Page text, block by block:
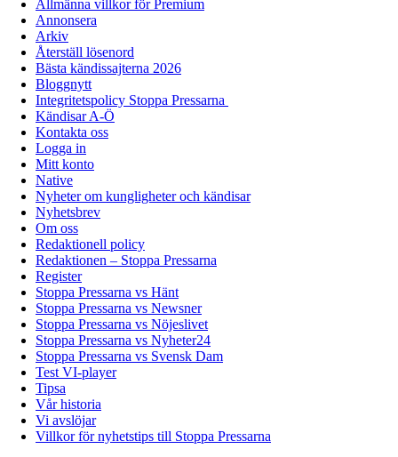
Allmänna villkor för Premium
Annonsera
Arkiv
Återställ lösenord
Bästa kändissajterna 2026
Bloggnytt
Integritetspolicy Stoppa Pressarna
Kändisar A-Ö
Kontakta oss
Logga in
Mitt konto
Native
Nyheter om kungligheter och kändisar
Nyhetsbrev
Om oss
Redaktionell policy
Redaktionen – Stoppa Pressarna
Register
Stoppa Pressarna vs Hänt
Stoppa Pressarna vs Newsner
Stoppa Pressarna vs Nöjeslivet
Stoppa Pressarna vs Nyheter24
Stoppa Pressarna vs Svensk Dam
Test VI-player
Tipsa
Vår historia
Vi avslöjar
Villkor för nyhetstips till Stoppa Pressarna